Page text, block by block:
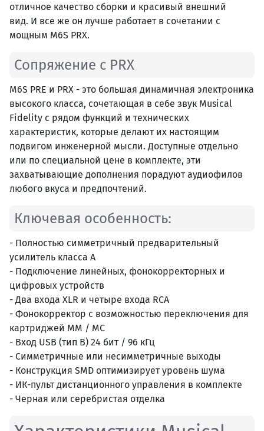
отличное качество сборки и красивый внешний
вид. И все же он лучше работает в сочетании с
мощным M6S PRX.
Сопряжение с PRX
M6S PRE и PRX - это большая динамичная электроника
высокого класса, сочетающая в себе звук Musical
Fidelity с рядом функций и технических
характеристик, которые делают их настоящим
подвигом инженерной мысли. Доступные отдельно
или по специальной цене в комплекте, эти
захватывающие дополнения порадуют аудиофилов
любого вкуса и предпочтений.
Ключевая особенность:
- Полностью симметричный предварительный
усилитель класса A
- Подключение линейных, фонокорректорных и
цифровых устройств
- Два входа XLR и четыре входа RCA
- Фонокорректор с возможностью переключения для
картриджей MM / MC
- Вход USB (тип B) 24 бит / 96 кГц
- Симметричные или несимметричные выходы
- Конструкция SMD оптимизирует уровень шума
- ИК-пульт дистанционного управления в комплекте
- Черная или серебристая отделка